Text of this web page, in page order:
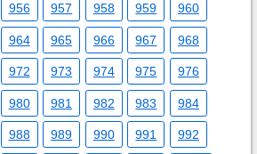
956 957 958 959 960
964 965 966 967 968
972 973 974 975 976
980 981 982 983 984
988 989 990 991 992